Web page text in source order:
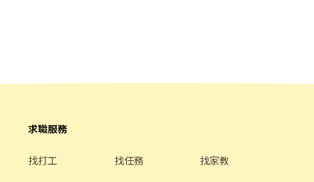
━━━━━━━━━━━━ 📩 【火速卡位應徵流程】 ➊ 點擊填寫
欄位（身分證/詳細地址）錄取前皆可先不填！ ➋加入留言： 👉
員」💥
求職服務
找打工 找任務 找家教